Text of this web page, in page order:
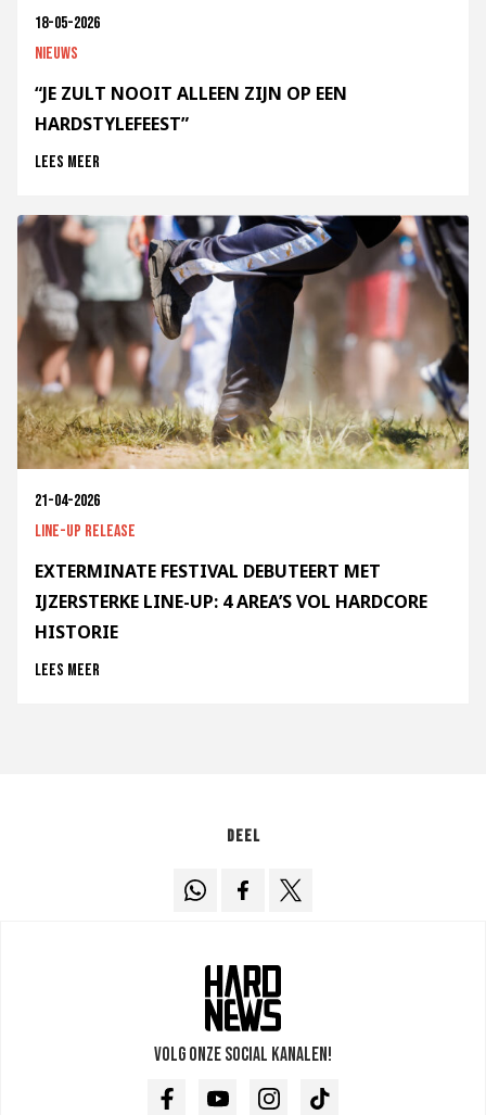
18-05-2026
Nieuws
“JE ZULT NOOIT ALLEEN ZIJN OP EEN
HARDSTYLEFEEST”
Lees meer
21-04-2026
Line-up release
EXTERMINATE FESTIVAL DEBUTEERT MET
IJZERSTERKE LINE-UP: 4 AREA’S VOL HARDCORE
HISTORIE
Lees meer
Deel
Volg onze social kanalen!